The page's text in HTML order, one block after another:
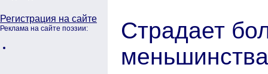
Регистрация на сайте
Реклама на сайте поэзии:
Страдает